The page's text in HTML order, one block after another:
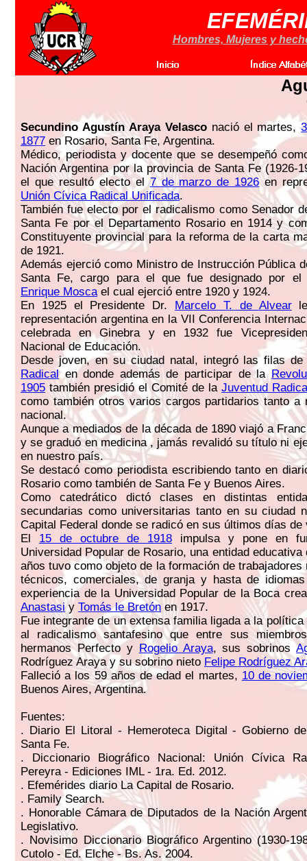
Hombres, Mujeres y
Secundino Agustín Araya Velasco nació el martes,
1877 en Rosario, Santa Fe, Argentina.
Médico, periodista y docente que se desempeñó
Nación Argentina por la provincia de Santa Fe (1926-
el que resultó electo el7 de marzo de 1926en
Unión Cívica Radical Unificada.
También fue electo por el radicalismo como Senador
Santa Fe por el Departamento Rosario en 1914 y
Constituyente provincial para la reforma de la carta
de 1921.
Además ejerció como Ministro de Instrucción Pública
Santa Fe, cargo para el que fue designado por el
Enrique Moscael cual ejerció entre 1920 y 1924.
En 1925 el Presidente Dr. Marcelo T. de Alvearle
representación argentina en la VII Conferencia
celebrada en Ginebra y en 1932 fue
Nacional de Educación.
Desde joven, en su ciudad natal, integró las filas
Radicalen donde además de participar de la
1905 también presidió el Comité de la Juventud
como también otros varios cargos partidarios tanto a
nacional.
Aunque a mediados de la década de 1890 viajó a
y se graduó en medicina , jamás revalidó su título ni
en nuestro país.
Se destacó como periodista escribiendo tanto en
Rosario como también de Santa Fe y Buenos Aires.
Como catedrático dictó clases en distintas
secundarias como universitarias tanto en su ciudad
Capital Federal donde se radicó en sus últimos días de
El 15 de octubre de 1918 impulsa y pone en
Universidad Popular de Rosario, una entidad educativa
años tuvo como objeto de la formación de trabajadores
técnicos, comerciales, de granja y hasta de
experiencia de la Universidad Popular de la Boca
Anastasiy Tomás le Bretón en 1917.
Fue integrante de un extensa familia ligada a la
al radicalismo santafesino que entre sus
hermanos Perfecto y Rogelio Araya, sus sobrinos
Rodríguez Araya y su sobrino nieto Felipe Rodríguez
Falleció a los 59 años de edad el martes, 10 de
Buenos Aires, Argentina.
Fuentes:
. Diario El Litoral - Hemeroteca Digital - Gobierno
Santa Fe.
. Diccionario Biográfico Nacional: Unión Cívica
Pereyra - Ediciones IML - 1ra. Ed. 2012.
. Efemérides diario La Capital de Rosario.
. Family Search.
. Honorable Cámara de Diputados de la Nación
Legislativo.
. Novisimo Diccionario Biográfico Argentino (1930-
Cutolo - Ed. Elche - Bs. As. 2004.